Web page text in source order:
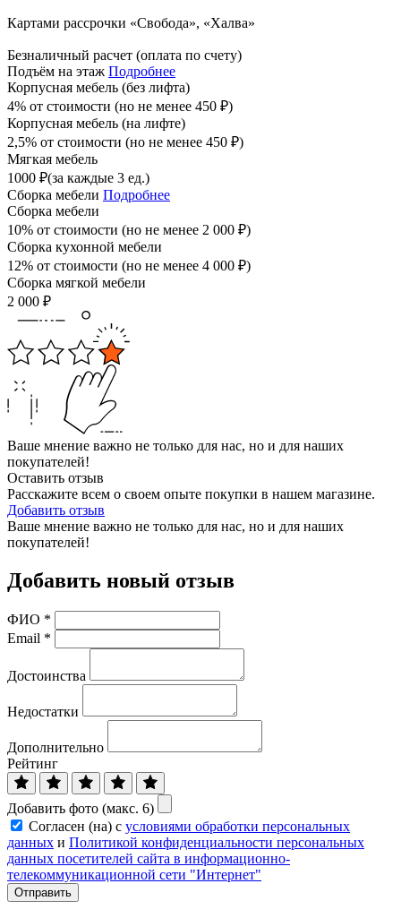
Картами рассрочки «Свобода», «Халва»
Безналичный расчет (оплата по счету)
Подъём на этаж Подробнее
Корпусная мебель (без лифта)
4% от стоимости (но не менее 450 ₽)
Корпусная мебель (на лифте)
2,5% от стоимости (но не менее 450 ₽)
Мягкая мебель
1000 ₽(за каждые 3 ед.)
Сборка мебели Подробнее
Сборка мебели
10% от стоимости (но не менее 2 000 ₽)
Сборка кухонной мебели
12% от стоимости (но не менее 4 000 ₽)
Сборка мягкой мебели
2 000 ₽
Ваше мнение важно не только для нас, но и для наших
покупателей!
Оставить отзыв
Расскажите всем о своем опыте покупки в нашем магазине.
Добавить отзыв
Ваше мнение важно не только для нас, но и для наших
покупателей!
Добавить новый отзыв
ФИО *
Email *
Достоинства
Недостатки
Дополнительно
Рейтинг
Добавить фото (макс. 6)
Согласен (на) с условиями обработки персональных
данных и Политикой конфиденциальности персональных
данных посетителей сайта в информационно-
телекоммуникационной сети "Интернет"
Отправить